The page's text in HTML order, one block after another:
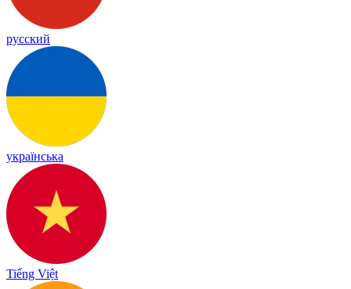
русский
українська
Tiếng Việt